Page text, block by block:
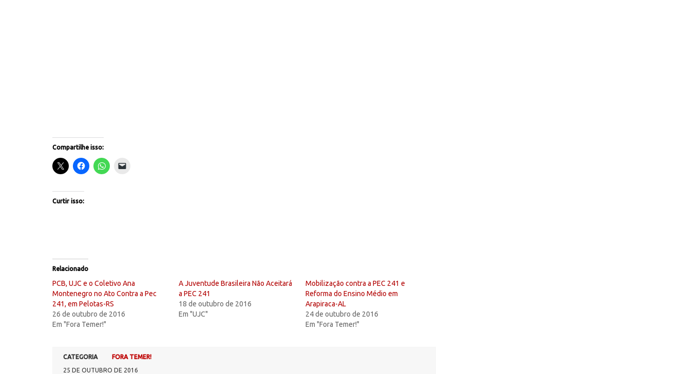
Compartilhe isso:
Curtir isso:
Relacionado
PCB, UJC e o Coletivo Ana
Montenegro no Ato Contra a Pec
241, em Pelotas-RS
26 de outubro de 2016
Em "Fora Temer!"
A Juventude Brasileira Não Aceitará
a PEC 241
18 de outubro de 2016
Em "UJC"
Mobilização contra a PEC 241 e
Reforma do Ensino Médio em
Arapiraca-AL
24 de outubro de 2016
Em "Fora Temer!"
CATEGORIA
FORA TEMER!
25 DE OUTUBRO DE 2016